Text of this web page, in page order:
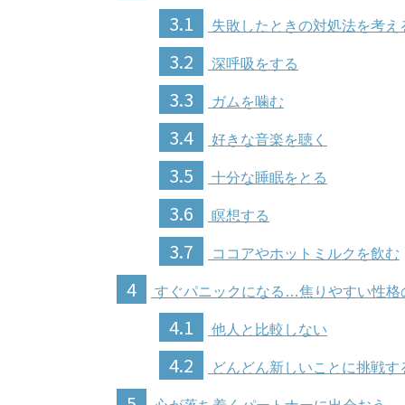
3.1 失敗したときの対処法を考え
3.2 深呼吸をする
3.3 ガムを噛む
3.4 好きな音楽を聴く
3.5 十分な睡眠をとる
3.6 瞑想する
3.7 ココアやホットミルクを飲む
4 すぐパニックになる…焦りやすい性格
4.1 他人と比較しない
4.2 どんどん新しいことに挑戦す